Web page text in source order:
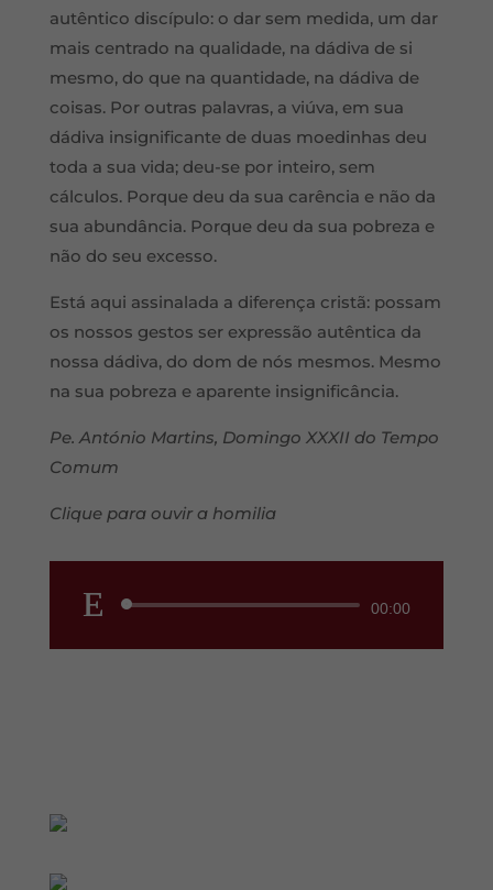
autêntico discípulo: o dar sem medida, um dar
mais centrado na qualidade, na dádiva de si
mesmo, do que na quantidade, na dádiva de
coisas. Por outras palavras, a viúva, em sua
dádiva insignificante de duas moedinhas deu
toda a sua vida; deu-se por inteiro, sem
cálculos. Porque deu da sua carência e não da
sua abundância. Porque deu da sua pobreza e
não do seu excesso.
Está aqui assinalada a diferença cristã: possam
os nossos gestos ser expressão autêntica da
nossa dádiva, do dom de nós mesmos. Mesmo
na sua pobreza e aparente insignificância.
Pe. António Martins, Domingo XXXII do Tempo
Comum
Clique para ouvir a homilia
Reprodutor
00:00